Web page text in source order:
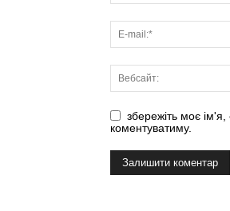
збережіть моє
коментуватиму.